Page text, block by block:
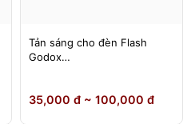
Tản sáng cho đèn Flash
Godox
860III, Yongnuo 560II/565EX,
35,000 đ ~ 100,000 đ